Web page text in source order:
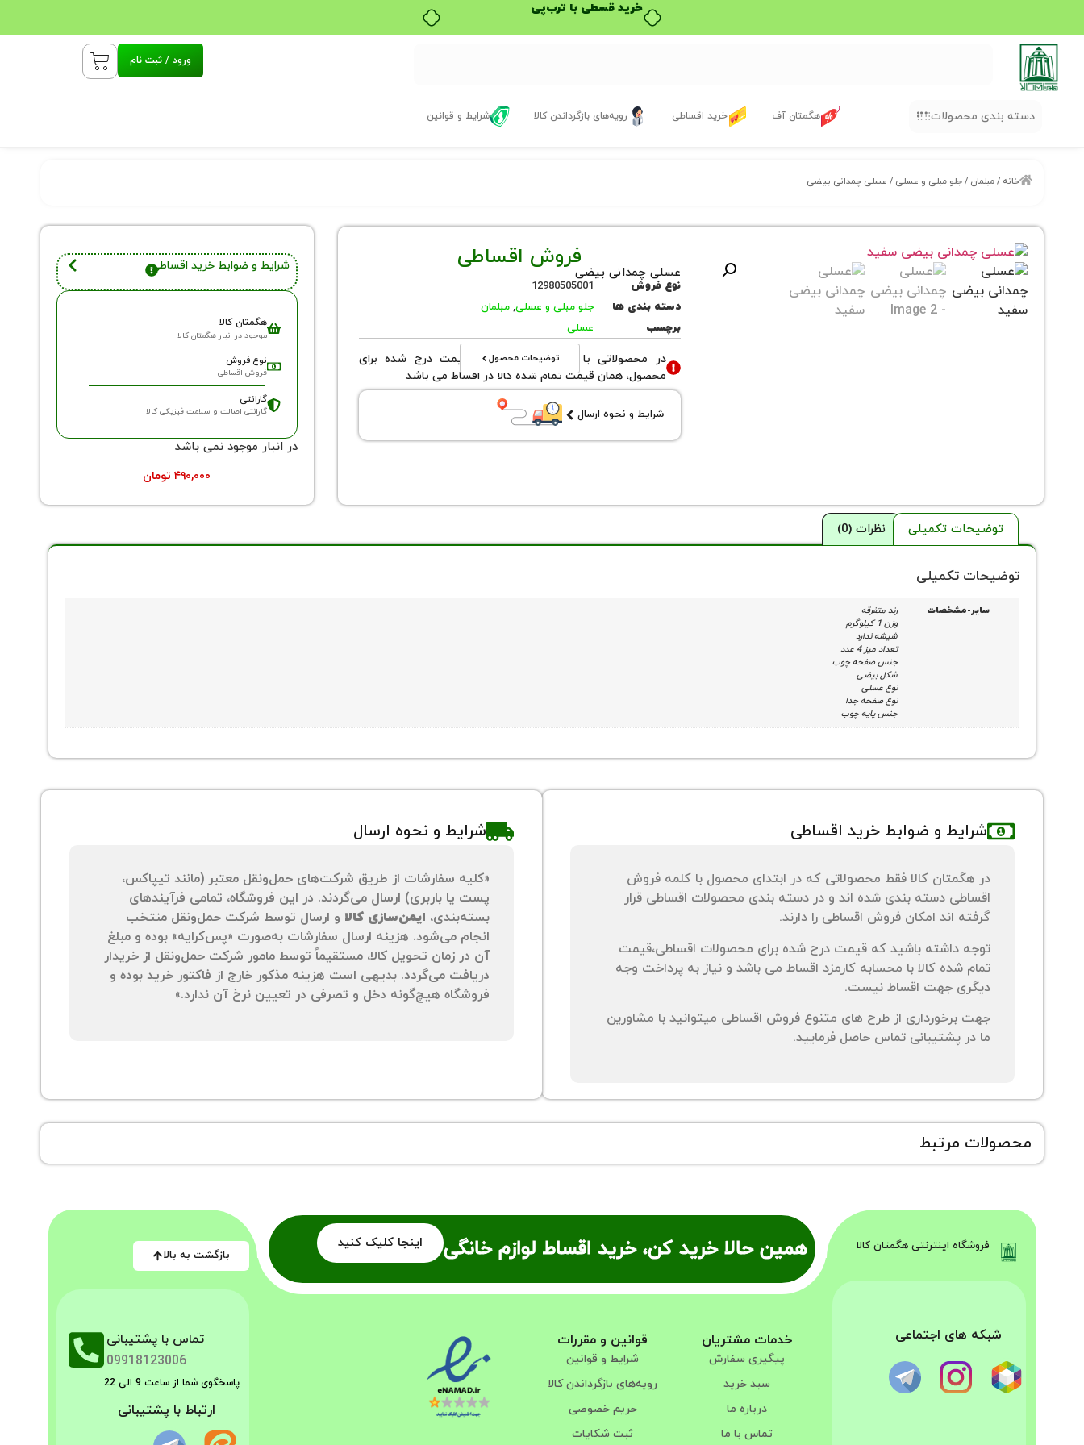
خرید قسطی با ترب‌پی
ورود / ثبت نام
دسته بندی محصولات هگمتان آف خرید اقساطی رویه‌های بازگرداندن کالا شرایط و قوانین
خانه /مبلمان /جلو مبلی و عسلی / عسلی چمدانی بیضی
فروش اقساطی
عسلی چمدانی بیضی
نوع فروش
12980505001
دسته بندی ها
جلو مبلی و عسلی,مبلمان
برچسب
عسلی
توضیحات محصول
در محصولاتی با نوع فروش اقساطی قیمت درج شده برای
محصول، همان قیمت تمام شده کالا در اقساط می باشد
شرایط و نحوه ارسال
شرایط و ضوابط خرید اقساطی
هگمتان کالا
موجود در انبار هگمتان کالا
نوع فروش
فروش اقساطی
گارانتی
گارانتی اصالت و سلامت فیزیکی کالا
در انبار موجود نمی باشد
۴۹۰,۰۰۰ تومان
توضیحات تکمیلی نظرات (0)
توضیحات تکمیلی
سایر-مشخصات
رند متفرقه
وزن 1 کیلوگرم
شیشه ندارد
تعداد میز 4 عدد
جنس صفحه چوب
شکل بیضی
نوع عسلی
نوع صفحه جدا
جنس پایه چوب
شرایط و ضوابط خرید اقساطی
در هگمتان کالا فقط محصولاتی که در ابتدای محصول با کلمه فروش
اقساطی دسته بندی شده اند و در دسته بندی محصولات اقساطی قرار
گرفته اند امکان فروش اقساطی را دارند.
توجه داشته باشید که قیمت درج شده برای محصولات اقساطی،قیمت
تمام شده کالا با محسابه کارمزد اقساط می باشد و نیاز به پرداخت وجه
دیگری جهت اقساط نیست.
جهت برخورداری از طرح های متنوع فروش اقساطی میتوانید با مشاورین
ما در پشتیبانی تماس حاصل فرمایید.
شرایط و نحوه ارسال
«کلیه سفارشات از طریق شرکت‌های حمل‌ونقل معتبر (مانند تیپاکس،
پست یا باربری) ارسال می‌گردند. در این فروشگاه، تمامی فرآیندهای
بسته‌بندی، ایمن‌سازی کالا و ارسال توسط شرکت حمل‌ونقل منتخب
انجام می‌شود. هزینه ارسال سفارشات به‌صورت «پس‌کرایه» بوده و مبلغ
آن در زمان تحویل کالا، مستقیماً توسط مامور شرکت حمل‌ونقل از خریدار
دریافت می‌گردد. بدیهی است هزینه مذکور خارج از فاکتور خرید بوده و
فروشگاه هیچ‌گونه دخل و تصرفی در تعیین نرخ آن ندارد.»
محصولات مرتبط
همین حالا خرید کن، خرید اقساط لوازم خانگی اینجا کلیک کنید فروشگاه اینترنتی هگمتان کالا
شبکه های اجتماعی خدمات مشتریان
پیگیری سفارش
سبد خرید
درباره ما
تماس با ما
قوانین و مقررات
شرایط و قوانین
رویه‌های بازگرداندن کالا
حریم خصوصی
ثبت شکایات
بازگشت به بالا
تماس با پشتیبانی
09918123006
پاسخگوی شما از ساعت 9 الی 22
ارتباط با پشتیبانی